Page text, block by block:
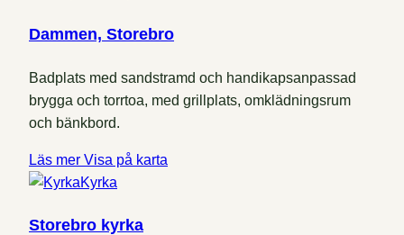
Dammen, Storebro
Badplats med sandstramd och handikapsanpassad
brygga och torrtoa, med grillplats, omklädningsrum
och bänkbord.
Läs mer Visa på karta
Kyrka
Storebro kyrka